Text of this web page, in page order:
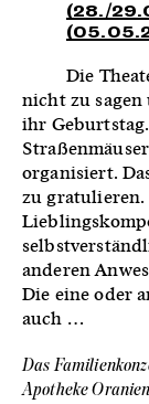
(28./
Die
nicht zu sagen
ihr
organisiert.
zu gratulieren.
anderen
Die eine oder
auch …
Das
Apotheke